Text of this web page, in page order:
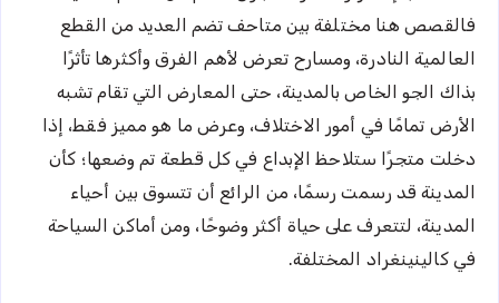
فالقصص هنا مختلفة بين متاحف تضم العديد من القطع
العالمية النادرة، ومسارح تعرض لأهم الفرق وأكثرها تأثرًا
بذاك الجو الخاص بالمدينة، حتى المعارض التي تقام تشبه
الأرض تمامًا في أمور الاختلاف، وعرض ما هو مميز فقط، إذا
دخلت متجرًا ستلاحظ الإبداع في كل قطعة تم وضعها؛ كأن
المدينة قد رسمت رسمًا، من الرائع أن تتسوق بين أحياء
المدينة، لتتعرف على حياة أكثر وضوحًا، ومن أماكن السياحة
في كالينينغراد المختلفة.